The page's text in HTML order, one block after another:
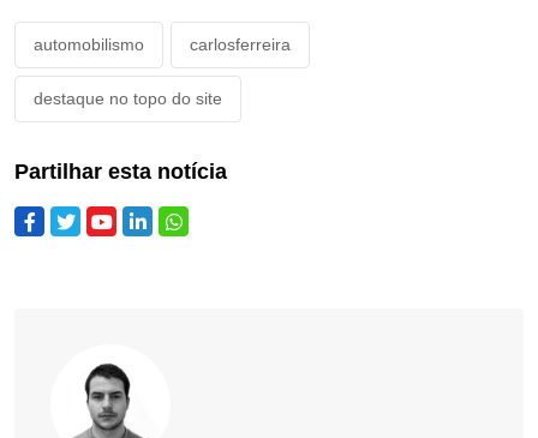
automobilismo carlosferreira
destaque no topo do site
Partilhar esta notícia